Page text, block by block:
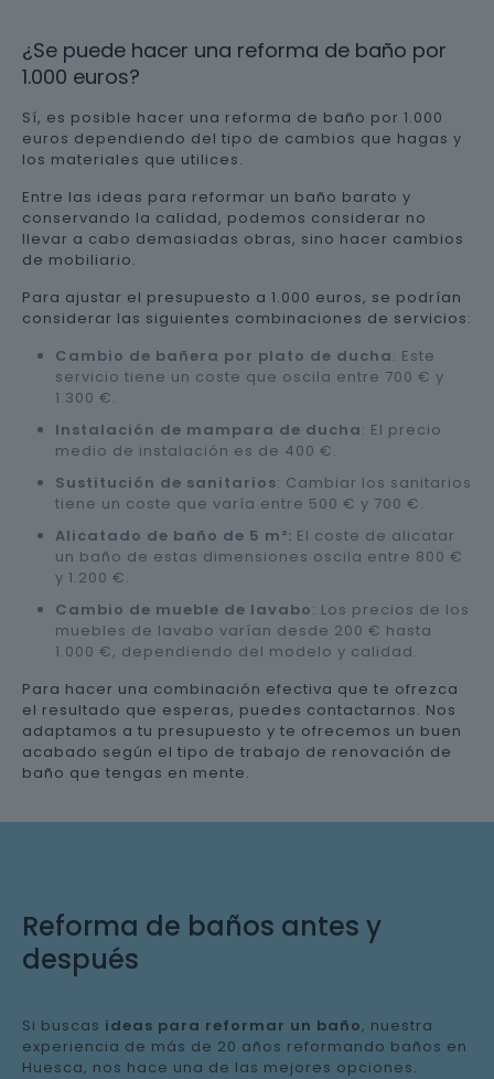
¿Se puede hacer una reforma de baño por
1.000 euros?
Sí, es posible hacer una reforma de baño por 1.000
euros dependiendo del tipo de cambios que hagas y
los materiales que utilices.
Entre las ideas para reformar un baño barato y
conservando la calidad, podemos considerar no
llevar a cabo demasiadas obras, sino hacer cambios
de mobiliario.
Para ajustar el presupuesto a 1.000 euros, se podrían
considerar las siguientes combinaciones de servicios:
Cambio de bañera por plato de ducha: Este
servicio tiene un coste que oscila entre 700 € y
1.300 €.
Instalación de mampara de ducha: El precio
medio de instalación es de 400 €.
Sustitución de sanitarios: Cambiar los sanitarios
tiene un coste que varía entre 500 € y 700 €.
Alicatado de baño de 5 m²: El coste de alicatar
un baño de estas dimensiones oscila entre 800 €
y 1.200 €.
Cambio de mueble de lavabo: Los precios de los
muebles de lavabo varían desde 200 € hasta
1.000 €, dependiendo del modelo y calidad.
Para hacer una combinación efectiva que te ofrezca
el resultado que esperas, puedes contactarnos. Nos
adaptamos a tu presupuesto y te ofrecemos un buen
acabado según el tipo de trabajo de renovación de
baño que tengas en mente.
Reforma de baños antes y
después
Si buscas ideas para reformar un baño, nuestra
experiencia de más de 20 años reformando baños en
Huesca, nos hace una de las mejores opciones.